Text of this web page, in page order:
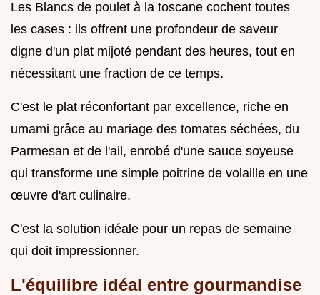
Les Blancs de poulet à la toscane cochent toutes
les cases : ils offrent une profondeur de saveur
digne d'un plat mijoté pendant des heures, tout en
nécessitant une fraction de ce temps.
C'est le plat réconfortant par excellence, riche en
umami grâce au mariage des tomates séchées, du
Parmesan et de l'ail, enrobé d'une sauce soyeuse
qui transforme une simple poitrine de volaille en une
œuvre d'art culinaire.
C'est la solution idéale pour un repas de semaine
qui doit impressionner.
L'équilibre idéal entre gourmandise